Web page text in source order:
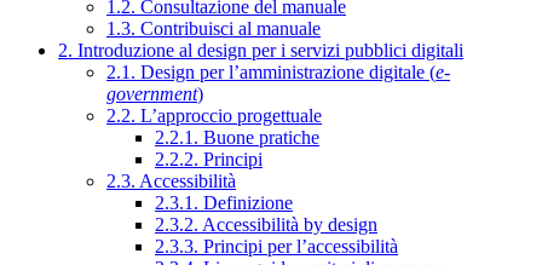
1.2. Consultazione del manuale
1.3. Contribuisci al manuale
2. Introduzione al design per i servizi pubblici digitali
2.1. Design per l’amministrazione digitale (e-
government)
2.2. L’approccio progettuale
2.2.1. Buone pratiche
2.2.2. Principi
2.3. Accessibilità
2.3.1. Definizione
2.3.2. Accessibilità by design
2.3.3. Principi per l’accessibilità